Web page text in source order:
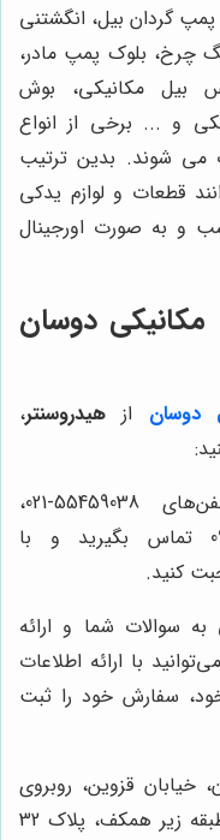
پمپ گردان بیل، انگشتنی
چرخ، بلوک پمپ مادر،
بیل مکانیکی، بوش
و ... برخی از انواع
شوند. بدین ترتیب
قطعات و لوازم یدکی
و به صورت اورجینال
دوسان
دوسان از هیدروسنتر،
با شماره تلفن‌های 55459038-021،
55459022-021 و 09126883974 تماس بگیرید و با
کنید.
سوالات شما و ارائه
با ارائه اطلاعات
سفارش خود را ثبت
خیابان قزوین، روبروی
اداره دخانیات، پاساژ امپراطور، طبقه زیر همکف، پلاک 32